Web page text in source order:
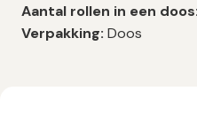
Aantal rollen in een doos:
Verpakking: Doos